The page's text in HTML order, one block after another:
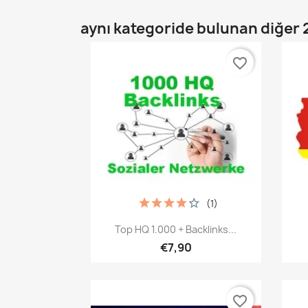
aynı kategoride bulunan diğer
Hızlı Görünüm
Top HQ 1.000 + Backlinks...
€7,90
(1)
favorite_border
favorite_border